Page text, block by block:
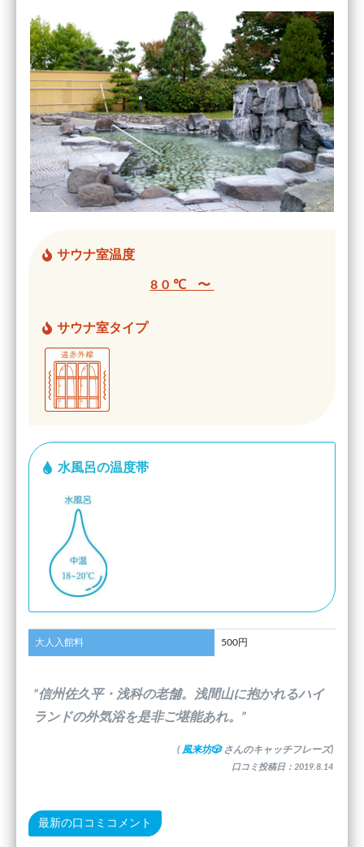
サウナ室温度
80℃ 〜
サウナ室タイプ
水風呂の温度帯
大人入館料 500円
”信州佐久平・浅科の老舗。浅間山に抱かれるハイ
ランドの外気浴を是非ご堪能あれ。”
( 風来坊🎲 さんのキャッチフレーズ)
口コミ投稿日：2019.8.14
最新の口コミコメント